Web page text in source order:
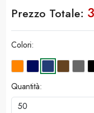
Prezzo Totale:
Colori:
Quantità: